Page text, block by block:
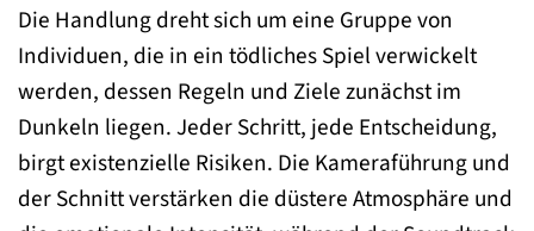
Die Handlung dreht sich um eine Gruppe von
Individuen, die in ein tödliches Spiel verwickelt
werden, dessen Regeln und Ziele zunächst im
Dunkeln liegen. Jeder Schritt, jede Entscheidung,
birgt existenzielle Risiken. Die Kameraführung und
der Schnitt verstärken die düstere Atmosphäre und